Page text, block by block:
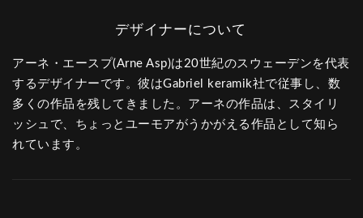
アーネ・エースプ(Arne Asp)は20世紀のスウェーデンを代表
するデザイナーです。彼はGabriel keramik社で従事し、数
多くの作品を残してきました。アーネの作品は、スタイリ
ッシュで、ちょっとユーモアがうかがえる作品として知ら
れています。